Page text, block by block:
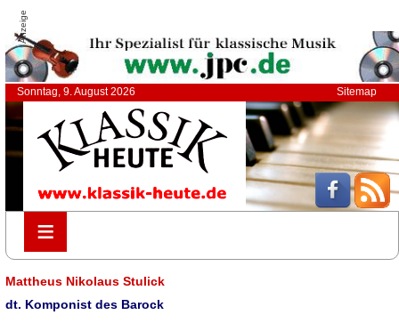
Anzeige
Sonntag, 9. August 2026 Sitemap
≡
≡
Mattheus Nikolaus Stulick
dt. Komponist des Barock